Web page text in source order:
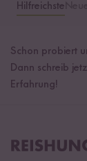
Hilfreichste
Schon probiert
Dann schreib
Erfahrung!